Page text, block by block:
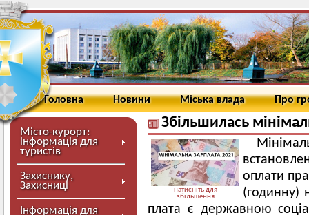
Головна Новини Міська влада Про
Місто-курорт:
інформація для
туристів
Захиснику,
Захисниці
Інформація для
Збільшилась
натисніть для
збільшення
оплати
(годинну)
плата є державною